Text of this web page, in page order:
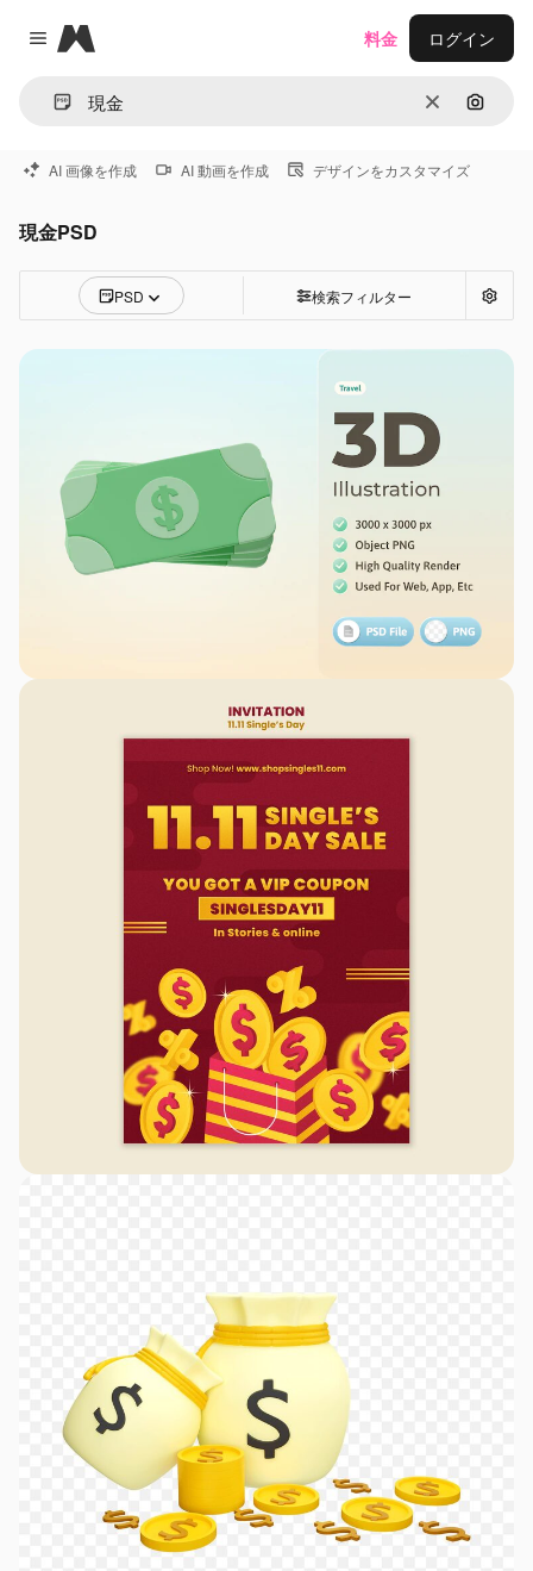
Close menu
Magnific
消去 画像で
料金 ログイン
AI 画像を作成 AI 動画を作成 デザインをカスタマイズ
現金PSD
PSD 検索フィルター